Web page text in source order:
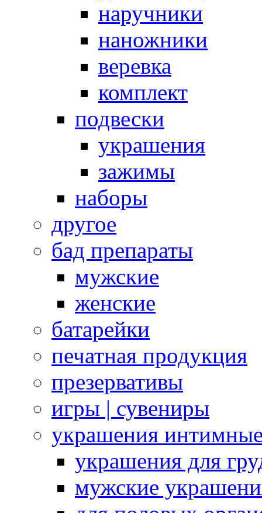
наручники
наножники
веревка
комплект
подвески
украшения
зажимы
наборы
другое
бад препараты
мужские
женские
батарейки
печатная продукция
презервативы
игры | сувениры
украшения
украшения для
мужские